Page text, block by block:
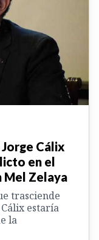
Cálix
en el
Mel Zelaya
trasciende
estaría
la